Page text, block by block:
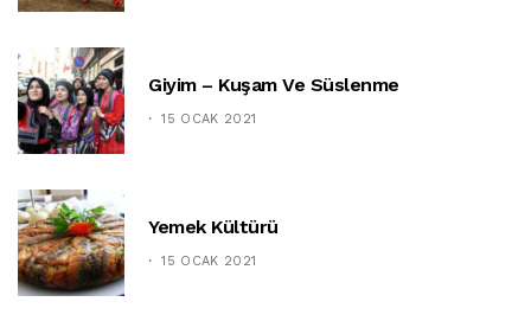
Giyim – Kuşam Ve Süslenme
15 OCAK 2021
Yemek Kültürü
15 OCAK 2021